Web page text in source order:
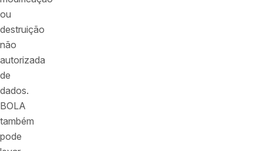
ou
destruição
não
autorizada
de
dados.
BOLA
também
pode